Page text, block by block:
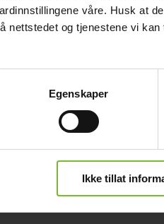
våre. Husk at
nettstedet og tjenestene vi
Egenskaper
Ikke tillat